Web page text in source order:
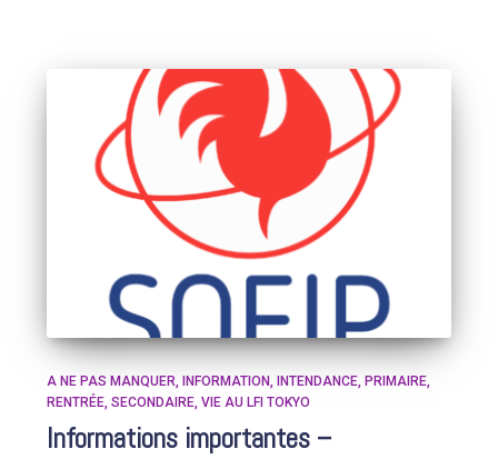
A NE PAS MANQUER INFORMATION INTENDANCE PRIMAIRE
RENTRÉE SECONDAIRE VIE AU LFI TOKYO
Informations importantes –